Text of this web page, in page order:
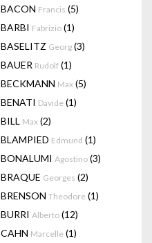
BACON Francis (5)
BARBI Fabrizio (1)
BASELITZ Georg (3)
BAUER Rudolf (1)
BECKMANN Max (5)
BENATI Davide (1)
BILL Max (2)
BLAMPIED Edmund (1)
BONALUMI Agostino (3)
BRAQUE Georges (2)
BRENSON Theodore (1)
BURRI Alberto (12)
CAHN Marcelle (1)